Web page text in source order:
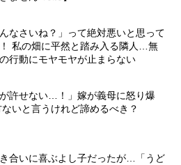
んなさいね？」って絶対悪いと思って
私の畑に平然と踏み入る隣人…無
行動にモヤモヤが止まらない
が許せない…！」嫁が義母に怒り爆
いと言うけれど諦めるべき？
合いに喜ぶよし子だったが…「うど